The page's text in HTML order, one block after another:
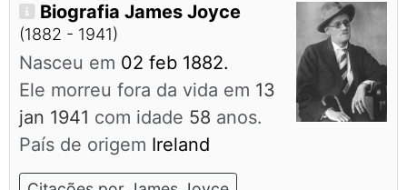
Biografia James Joyce
(1882 - 1941)
Nasceu em 02 feb 1882.
Ele morreu fora da vida em 13
jan 1941 com idade 58 anos.
País de origem Ireland